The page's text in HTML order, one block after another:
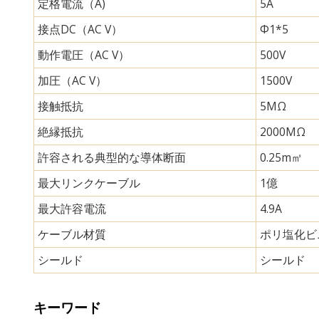
定格電流（A)
5A
接点DC（AC V）
Φ1*5
動作電圧（AC V）
500V
加圧（AC V）
1500V
接触抵抗
5MΩ
絶縁抵抗
2000MΩ
許容される典型的な導体断面
0.25m㎡
最大リンクケーブル
1億
最大許容電流
4.9A
ケーブル材質
ポリ塩化
シールド
シールド
キーワード